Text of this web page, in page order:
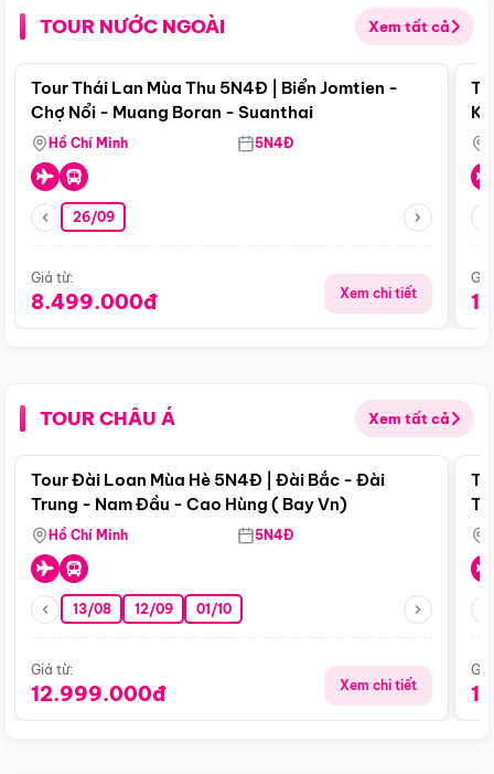
TOUR NƯỚC NGOÀI Xem tất cả
Điểm nổi bật
Tour Thái Lan Mùa Thu 5N4Đ | Biển Jomtien -
Chợ Nổi - Muang Boran - Suanthai
Hồ Chí Minh 5N4Đ
26/09
Giá từ:
8.499.000đ Xem chi tiết
TOUR CHÂU Á Xem tất cả
Điểm nổi bật
Tour Đài Loan Mùa Hè 5N4Đ | Đài Bắc - Đài
Trung - Nam Đầu - Cao Hùng ( Bay Vn)
Hồ Chí Minh 5N4Đ
13/08 12/09 01/10
Giá từ:
12.999.000đ Xem chi tiết